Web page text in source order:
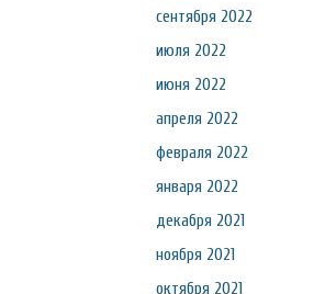
сентября 2022
июля 2022
июня 2022
апреля 2022
февраля 2022
января 2022
декабря 2021
ноября 2021
октября 2021